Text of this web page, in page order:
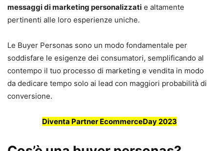
messaggi di marketing personalizzati e altamente
pertinenti alle loro esperienze uniche.
Le Buyer Personas sono un modo fondamentale per
soddisfare le esigenze dei consumatori, semplificando al
contempo il tuo processo di marketing e vendita in modo
da dedicare tempo solo ai lead con maggiori probabilità di
conversione.
Diventa Partner EcommerceDay 2023